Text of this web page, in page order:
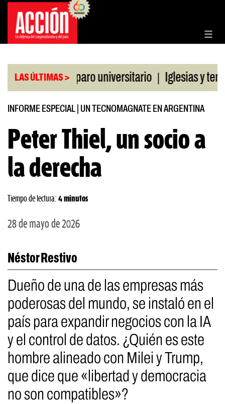
Saltar
contenido
LAS ÚLTIMAS >
CGT al paro universitario | Iglesias y templos
INFORME ESPECIAL UN TECNOMAGNATE EN ARGENTINA
Peter Thiel, un socio a
la derecha
Tiempo de lectura: 4 minutos
28 de mayo de 2026
Néstor Restivo
Dueño de una de las empresas más
poderosas del mundo, se instaló en el
país para expandir negocios con la IA
y el control de datos. ¿Quién es este
hombre alineado con Milei y Trump,
que dice que «libertad y democracia
no son compatibles»?